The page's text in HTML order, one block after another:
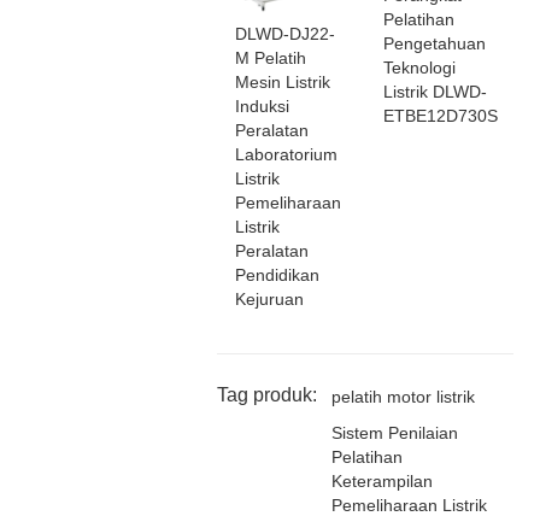
DLWD-DJ22-
M Pelatih
Mesin Listrik
Induksi
Peralatan
Laboratorium
Listrik
Pemeliharaan
Listrik
Peralatan
Pendidikan
Kejuruan
Pelatihan
Pengetahuan
Teknologi
Listrik DLWD-
ETBE12D730S
Tag produk:
pelatih motor listrik
Sistem Penilaian
Pelatihan
Keterampilan
Pemeliharaan Listrik